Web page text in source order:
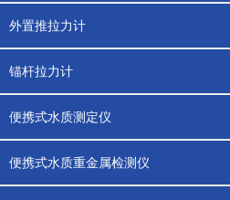
外置推拉力计
锚杆拉力计
便携式水质测定仪
便携式水质重金属检测仪